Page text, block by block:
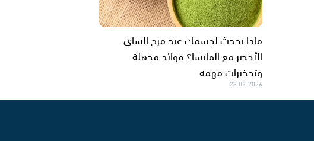
ماذا يحدث لجسمك عند مزج الشاي
الأخضر مع الماتشا؟ فوائد مذهلة
وتحذيرات مهمة
23.02.2026